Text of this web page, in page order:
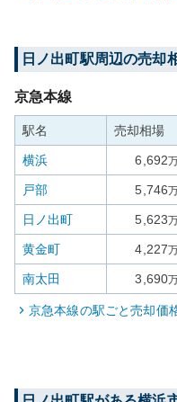
日ノ出町駅周辺の売却
京急本線
駅名 売却相場
横浜 6,692
戸部 5,746
日ノ出町 5,623
黄金町 4,227
南太田 3,690
京急本線の駅ごと売却価